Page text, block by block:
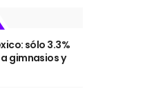
sólo 3.3%
gimnasios y